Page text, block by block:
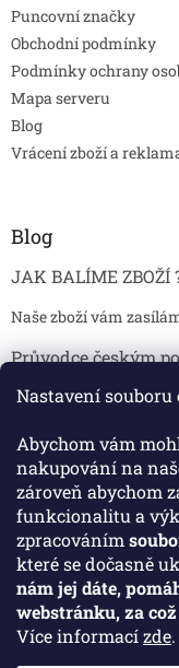
Nastavení souboru
Abychom vám
nakupování na
zároveň abychom
funkcionalitu a
zpracováním
které se dočasně
nám jej dáte,
webstránku, za
Více informacízde.
Puncovní značky
Obchodní podmínky
Podmínky ochrany
Mapa serveru
Blog
Vrácení zboží a
Blog
JAK BALÍME ZBOŽÍ
Naše zboží vám
Průvodce českým
Jak skladovat
Broušené sklenice
Facebook